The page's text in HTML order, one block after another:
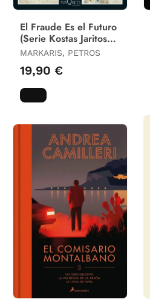
El Fraude Es el Futuro
(Serie Kostas Jaritos
17)
MARKARIS, PETROS
19,90 €